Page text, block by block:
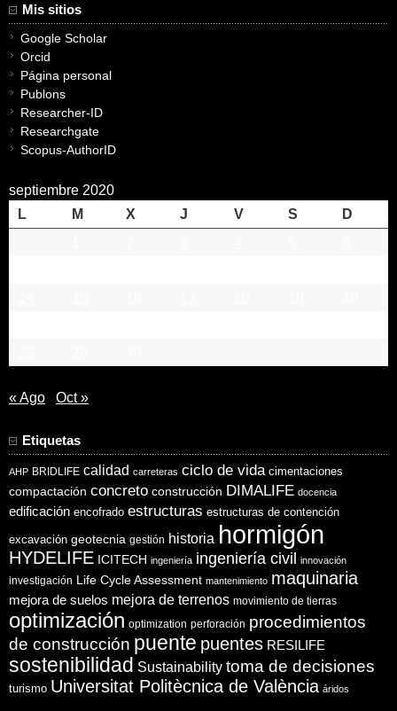
Mis sitios
Google Scholar
Orcid
Página personal
Publons
Researcher-ID
Researchgate
Scopus-AuthorID
septiembre 2020
L
M X J V S
D
« Ago Oct »
Etiquetas
AHP BRIDLIFE calidad carreteras ciclo de vida cimentaciones
compactación concreto construcción DIMALIFE docencia
edificación encofrado estructuras estructuras de contención
excavación geotecnia gestión historia hormigón
HYDELIFE ICITECH ingeniería ingeniería civil innovación
investigación Life Cycle Assessment mantenimiento maquinaria
mejora de suelos mejora de terrenos movimiento de tierras
optimización optimization perforación procedimientos
de construcción puente puentes RESILIFE
sostenibilidad Sustainability toma de decisiones
turismo Universitat Politècnica de València áridos